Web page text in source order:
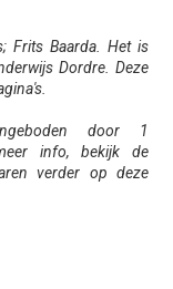
Frits Baarda. Het is
Dordre. Deze
door 1
info, bekijk de
verder op deze